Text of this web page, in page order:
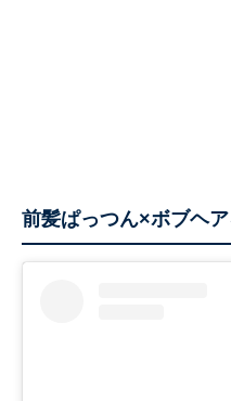
前髪ぱっつん×ボブヘア